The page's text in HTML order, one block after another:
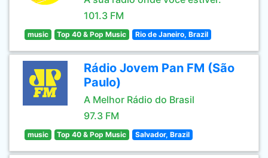
101.3 FM
music Top 40 & Pop Music Rio de Janeiro, Brazil
Rádio Jovem Pan FM (São
Paulo)
A Melhor Rádio do Brasil
97.3 FM
music Top 40 & Pop Music Salvador, Brazil